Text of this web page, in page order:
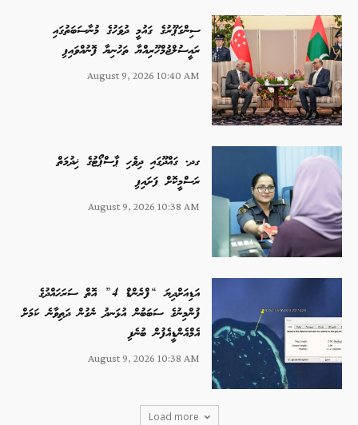
ސިންގަޕޫރުގެ ގައުމީ ދުވަހުގެ މުނާސަބަތުގައި
ރައީސުލްޖުމްހޫރިއްޔާ ތަހުނިޔާ ފޮނުއްވައިފި
August 9, 2026 10:40 AM
ގދ. ގައްދޫގައި ދިވެހި ޕާސްޕޯޓުގެ ޚިދުމަތް
ރަސްމީކޮށް ފަށައިފި
August 9, 2026 10:38 AM
އަޑިއަށްދިޔަ “ފްރެންޑް 4” އޮތް ސަރަހައްދުގެ
ފުންމިނުގެ ސަބަބުން އުޅަނދު ނެގުން ދަތިވާނެ ކަމަށް
އެމްއެންޑީއެފުން ބުނެފި
August 9, 2026 10:38 AM
Load more